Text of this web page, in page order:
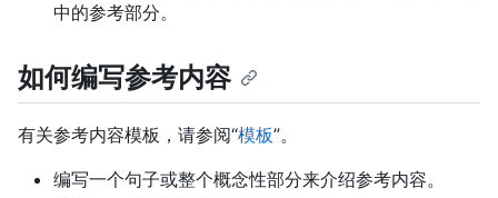
中的参考部分。
如何编写参考内容
有关参考内容模板，请参阅“模板”。
编写一个句子或整个概念性部分来介绍参考内容。